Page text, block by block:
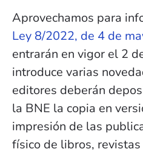
Aprovechamos para
Ley 8/2022, de 4 de
entrarán en vigor el 2
introduce varias
editores deberán
la BNE la copia en
impresión de las
físico de libros,